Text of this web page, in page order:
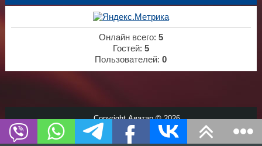
Онлайн всего: 5
Гостей: 5
Пользователей:0
Copyright Аватар © 2026
Хостинг от
uCoz